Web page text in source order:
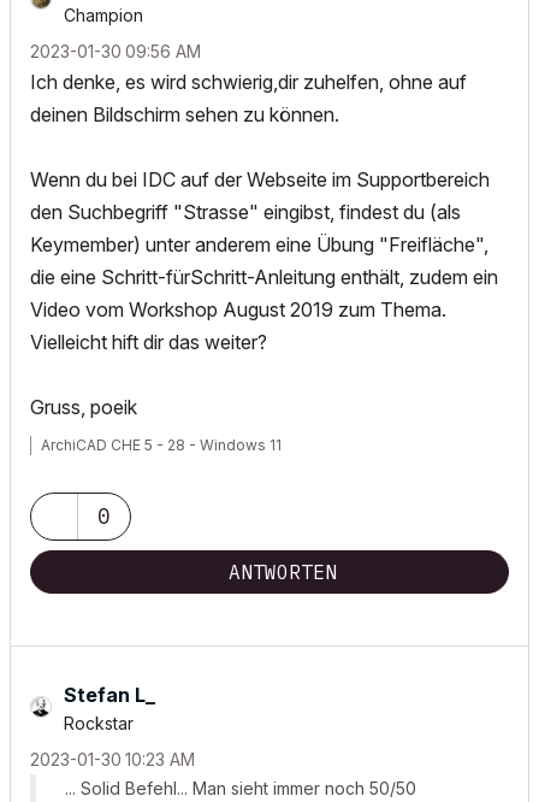
Champion
‎2023-01-30 09:56 AM
Ich denke, es wird schwierig,dir zuhelfen, ohne auf
deinen Bildschirm sehen zu können.
Wenn du bei IDC auf der Webseite im Supportbereich
den Suchbegriff "Strasse" eingibst, findest du (als
Keymember) unter anderem eine Übung "Freifläche",
die eine Schritt-fürSchritt-Anleitung enthält, zudem ein
Video vom Workshop August 2019 zum Thema.
Vielleicht hift dir das weiter?
Gruss, poeik
ArchiCAD CHE 5 - 28 - Windows 11
0
ANTWORTEN
Stefan L_
Rockstar
‎2023-01-30 10:23 AM
... Solid Befehl... Man sieht immer noch 50/50